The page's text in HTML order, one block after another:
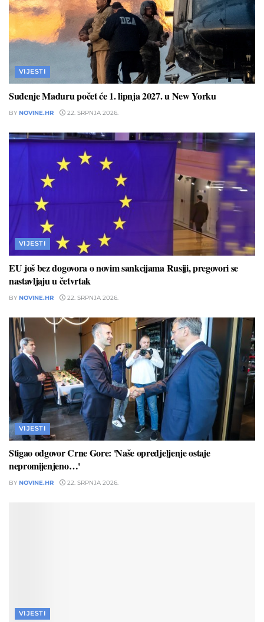
VIJESTI
Suđenje Maduru počet će 1. lipnja 2027. u New Yorku
BY NOVINE.HR 22. SRPNJA 2026.
VIJESTI
EU još bez dogovora o novim sankcijama Rusiji, pregovori se
nastavljaju u četvrtak
BY NOVINE.HR 22. SRPNJA 2026.
VIJESTI
Stigao odgovor Crne Gore: 'Naše opredjeljenje ostaje
nepromijenjeno…'
BY NOVINE.HR 22. SRPNJA 2026.
VIJESTI